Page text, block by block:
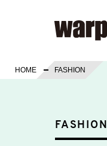
HOME FASHION
FASHION